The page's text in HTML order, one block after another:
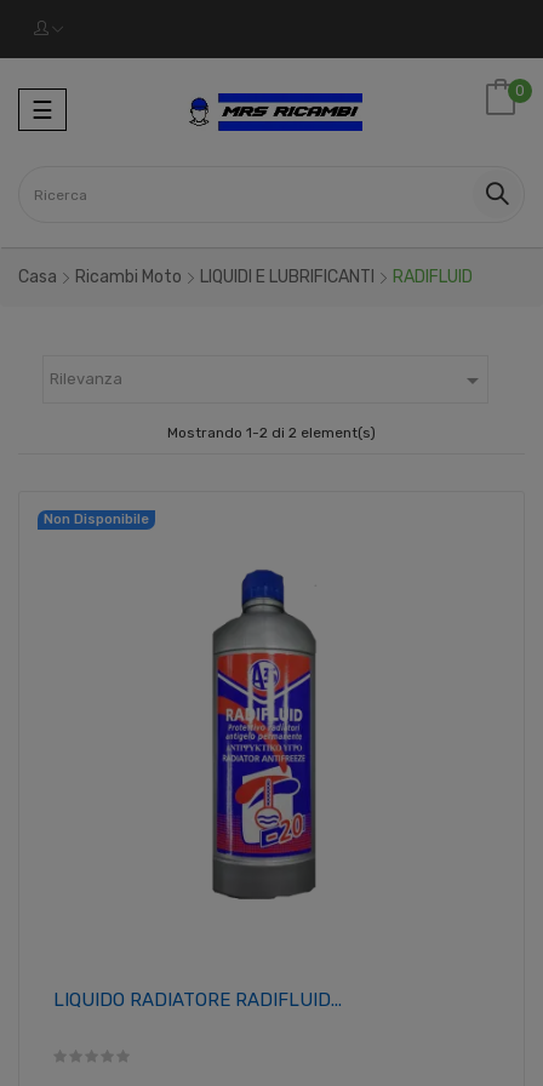
navigazione
Toggle
☰
0
Casa Ricambi Moto LIQUIDI E LUBRIFICANTI RADIFLUID
Rilevanza 
Mostrando 1-2 di 2 element(s)
Non Disponibile
LIQUIDO RADIATORE RADIFLUID...